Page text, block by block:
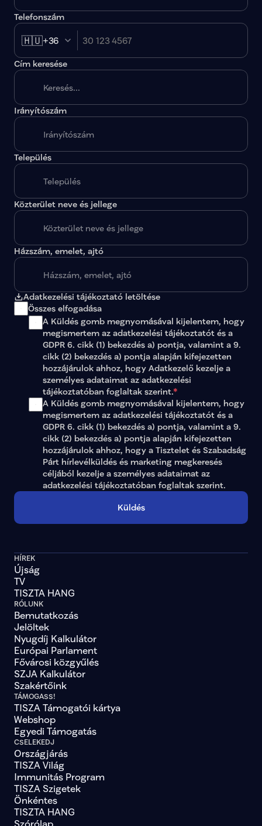
Telefonszám
🇭🇺+36
Cím keresése
Irányítószám
Település
Közterület neve és jellege
Házszám, emelet, ajtó
Adatkezelési tájékoztató letöltése
Összes elfogadása
A Küldés gomb megnyomásával kijelentem, hogy
megismertem az adatkezelési tájékoztatót és a
GDPR 6. cikk (1) bekezdés a) pontja, valamint a 9.
cikk (2) bekezdés a) pontja alapján kifejezetten
hozzájárulok ahhoz, hogy Adatkezelő kezelje a
személyes adataimat az adatkezelési
tájékoztatóban foglaltak szerint.*
A Küldés gomb megnyomásával kijelentem, hogy
megismertem az adatkezelési tájékoztatót és a
GDPR 6. cikk (1) bekezdés a) pontja, valamint a 9.
cikk (2) bekezdés a) pontja alapján kifejezetten
hozzájárulok ahhoz, hogy a Tisztelet és Szabadság
Párt hírlevélküldés és marketing megkeresés
adatkezelési tájékoztatóban foglaltak szerint.
Küldés
HÍREK
Újság
TV
TISZTA HANG
RÓLUNK
Bemutatkozás
Jelöltek
Nyugdíj Kalkulátor
Európai Parlament
Fővárosi közgyűlés
SZJA Kalkulátor
Szakértőink
TÁMOGASS!
TISZA Támogatói kártya
Webshop
Egyedi Támogatás
CSELEKEDJ
Országjárás
TISZA Világ
Immunitás Program
TISZA Szigetek
Önkéntes
TISZTA HANG
Szórólap